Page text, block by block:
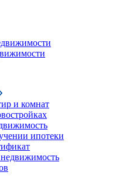
и комнат
ипотеки